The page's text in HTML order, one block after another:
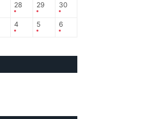
28 29 30
4 5 6